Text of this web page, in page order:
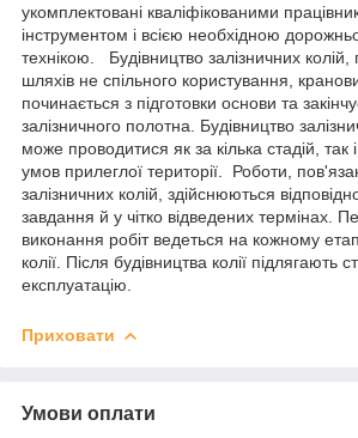
укомплектовані кваліфікованими
інструментом і всією необхідною
технікою. Будівництво залізничних колій,
шляхів не спільного користування,
починається з підготовки основи та
залізничного полотна. Будівництво
може проводитися як за кілька стадій, так
умов прилеглої території. Роботи,
залізничних колій, здійснюються
завдання й у чітко відведених термінах.
виконання робіт ведеться на кожному
колії. Після будівництва колії підлягають
експлуатацію.
Приховати
Умови оплати